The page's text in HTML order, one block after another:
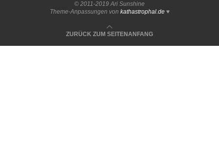
© 2011-2019 Ari Sunshine
Theme-Anpassungen von kathastrophal.de♥
ZURÜCK ZUM SEITENANFANG